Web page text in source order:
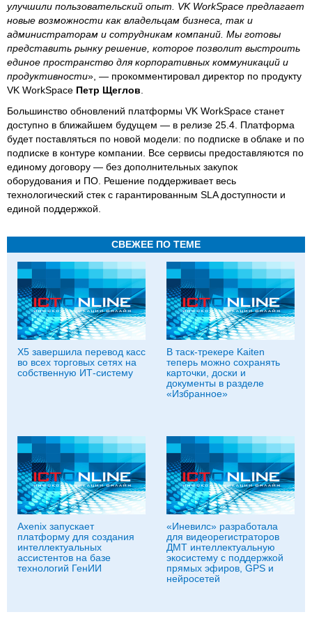
улучшили пользовательский опыт. VK WorkSpace предлагает
новые возможности как владельцам бизнеса, так и
администраторам и сотрудникам компаний. Мы готовы
представить рынку решение, которое позволит выстроить
единое пространство для корпоративных коммуникаций и
продуктивности», — прокомментировал директор по продукту
VK WorkSpace Петр Щеглов
Большинство обновлений платформы VK WorkSpace станет
доступно в ближайшем будущем — в релизе 25.4. Платформа
будет поставляться по новой модели: по подписке в облаке и по
подписке в контуре компании. Все сервисы предоставляются по
единому договору — без дополнительных закупок
оборудования и ПО. Решение поддерживает весь
технологический стек с гарантированным SLA доступности и
единой поддержкой.
СВЕЖЕЕ ПО ТЕМЕ
Х5 завершила перевод касс
во всех торговых сетях на
собственную ИТ-систему
В таск-трекере Kaiten
теперь можно сохранять
карточки, доски и
документы в разделе
«Избранное»
Axenix запускает
платформу для создания
интеллектуальных
ассистентов на базе
технологий ГенИИ
«Иневилс» разработала
для видеорегистраторов
ДМТ интеллектуальную
экосистему с поддержкой
прямых эфиров, GPS и
нейросетей